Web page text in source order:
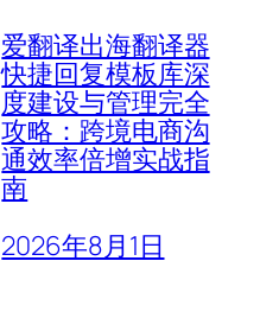
爱翻译出海翻译器
快捷回复模板库深
度建设与管理完全
攻略：跨境电商沟
通效率倍增实战指
南
2026年8月1日